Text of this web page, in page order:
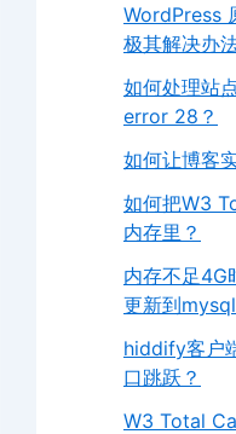
WordPress
极其解决办
如何处理站
error 28？
如何让博客
如何把W3
内存里？
内存不足4G
更新到
hiddify客户
口跳跃？
W3 Total